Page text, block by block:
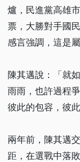
爐，民進黨高雄
票，大勝對手國
感言強調，這是
陳其邁說：「就
雨雨，也許過程
彼此的包容，彼
兩年前，陳其邁
距，在選戰中落